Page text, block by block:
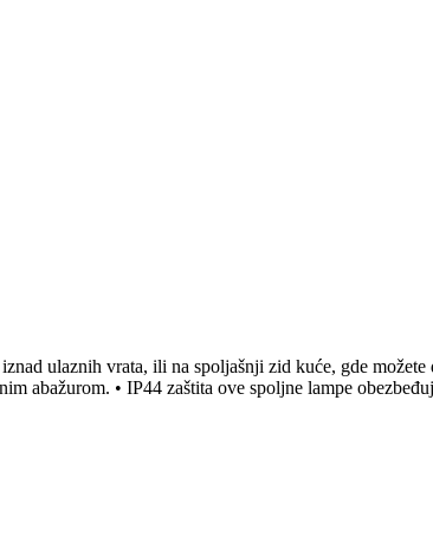
ulaznih vrata, ili na spoljašnji zid kuće, gde
• IP44 zaštita ove spoljne lampe